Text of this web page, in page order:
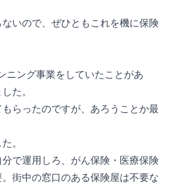
いので、ぜひともこれを機に保険
ング事業をしていたことがあ
た。
らったのですが、あろうことか最
。
で運用しろ、がん保険・医療保険
街中の窓口のある保険屋は不要な